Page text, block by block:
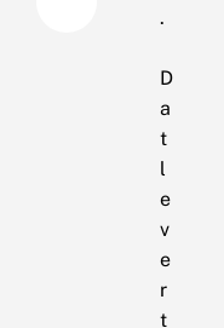
.
D
a
t
l
e
v
e
r
t